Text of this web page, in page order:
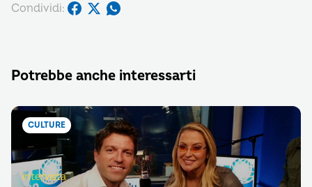
Condividi:
Potrebbe anche interessarti
CULTURE
intervista